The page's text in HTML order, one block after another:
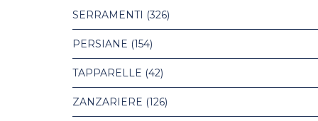
SERRAMENTI (326)
PERSIANE (154)
TAPPARELLE (42)
ZANZARIERE (126)